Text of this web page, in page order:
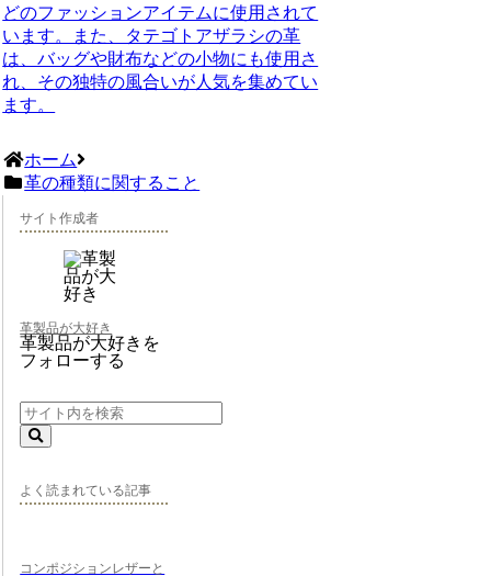
どのファッションアイテムに使用されて
います。また、タテゴトアザラシの革
は、バッグや財布などの小物にも使用さ
れ、その独特の風合いが人気を集めてい
ます。
ホーム
革の種類に関すること
サイト作成者
革製品が大好き
革製品が大好きを
フォローする
よく読まれている記事
コンポジションレザーと